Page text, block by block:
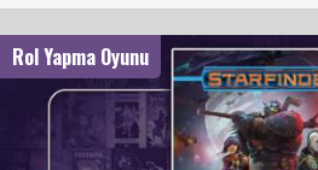
Rol Yapma Oyunu